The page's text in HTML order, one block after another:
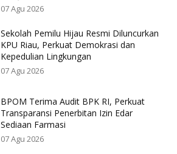
07 Agu 2026
Sekolah Pemilu Hijau Resmi Diluncurkan
KPU Riau, Perkuat Demokrasi dan
Kepedulian Lingkungan
07 Agu 2026
BPOM Terima Audit BPK RI, Perkuat
Transparansi Penerbitan Izin Edar
Sediaan Farmasi
07 Agu 2026